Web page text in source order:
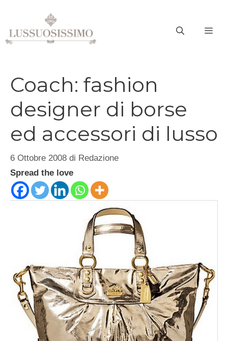
contenuto
Coach: fashion
designer di borse
ed accessori di lusso
6 Ottobre 2008 di Redazione
Spread the love